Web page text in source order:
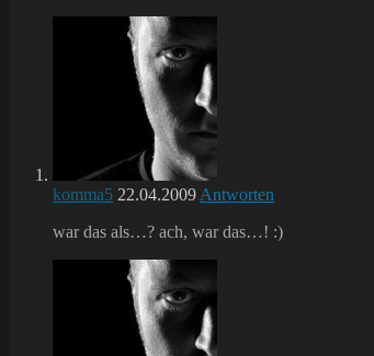
komma5 22.04.2009 Antworten
war das als…? ach, war das…! :)